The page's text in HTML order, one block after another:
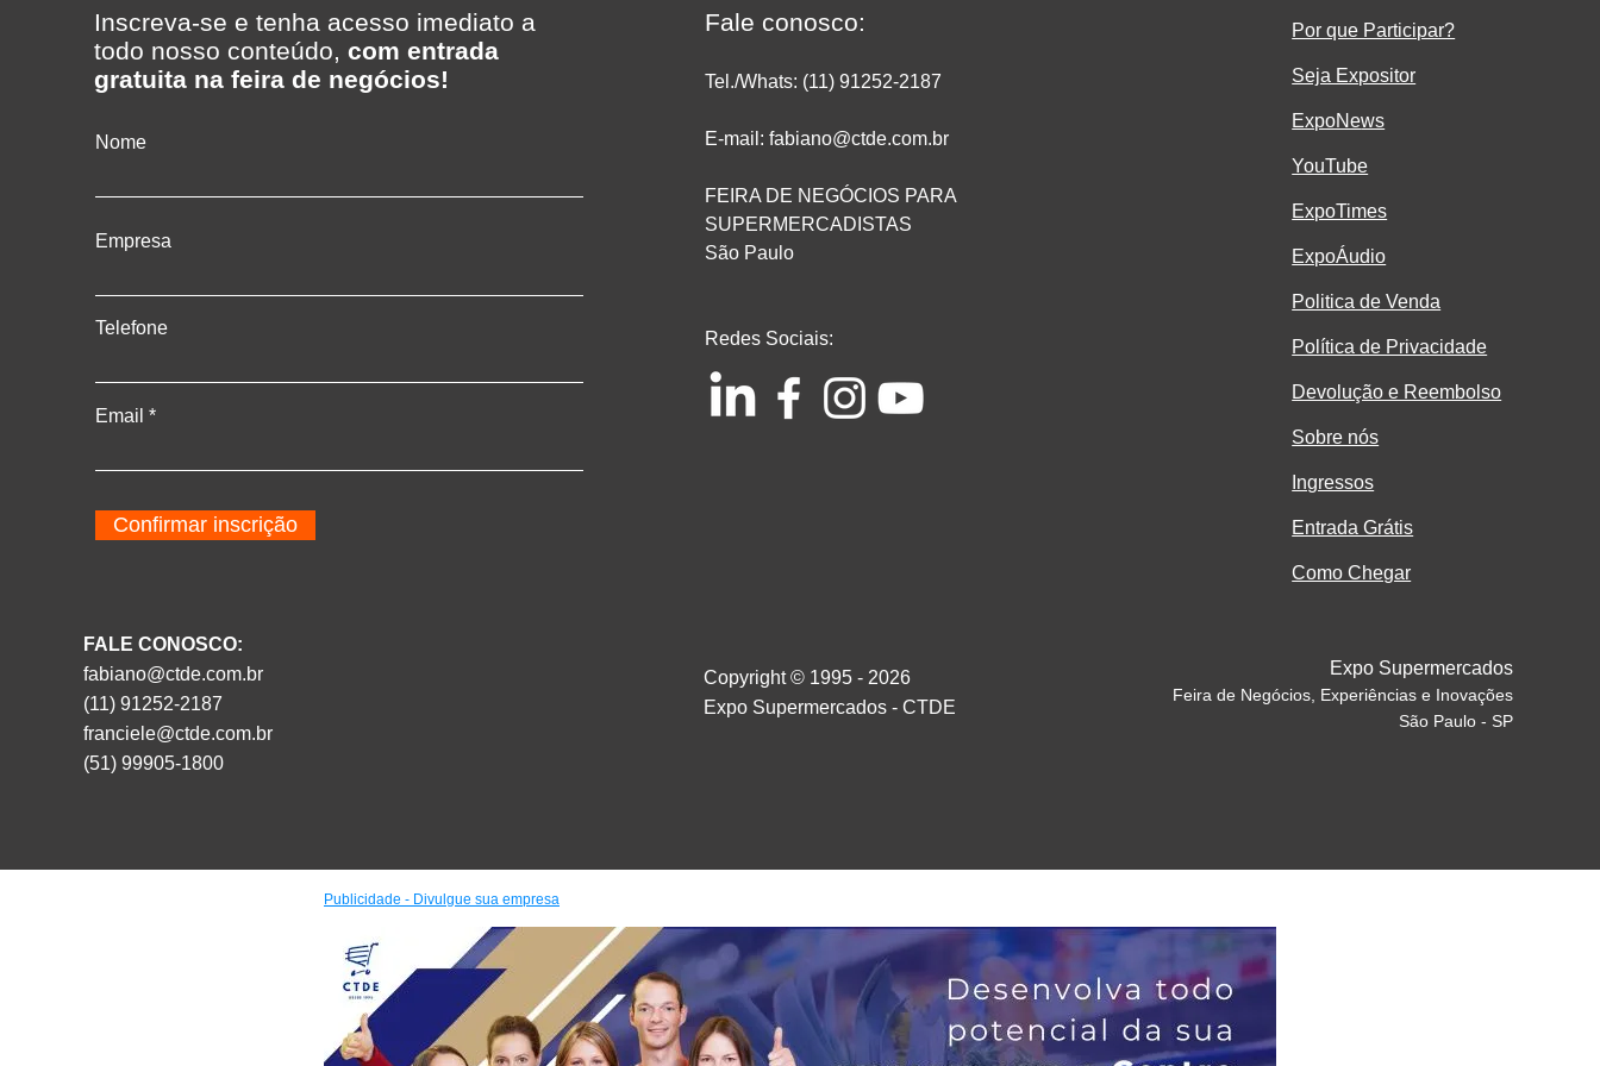
caso Supermercado Madi
com a Telecon Software &
Gestão
Inscreva-se e tenha acesso imediato a
todo nosso conteúdo, com entrada
gratuita na feira de negócios!
Nome
Empresa
Telefone
Email
Confirmar inscrição
FALE CONOSCO:
fabiano@ctde.com.br
(11) 91252-2187
franciele@ctde.com.br
(51) 99905-1800
Fale conosco:
Tel./Whats: (11) 91252-2187
E-mail: fabiano@ctde.com.br
FEIRA DE NEGÓCIOS PARA
SUPERMERCADISTAS
São Paulo
Redes Sociais:
Copyright © 1995 - 2026
Expo Supermercados - CTDE
Por que Participar?
Seja Expositor
ExpoNews
YouTube
ExpoTimes
ExpoÁudio
Politica de Venda
Política de Privacidade
Devolução e Reembolso
Sobre nós
Ingressos
Entrada Grátis
Como Chegar
Expo Supermercados
Feira de Negócios, Experiências e Inovações
São Paulo - SP
Publicidade - Divulgue sua empresa